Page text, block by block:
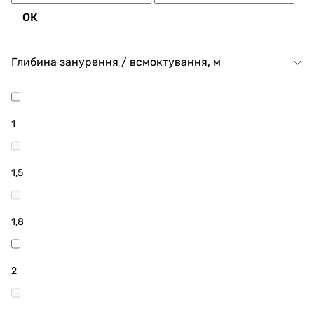
ОК
Глибина занурення / всмоктування, м
1
1,5
1,8
2